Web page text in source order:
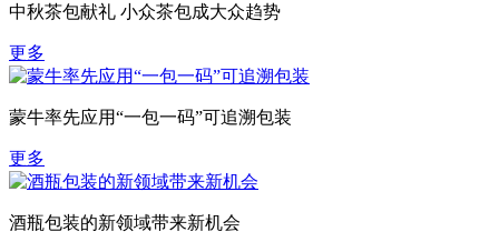
中秋茶包献礼 小众茶包成大众趋势
更多
蒙牛率先应用“一包一码”可追溯包装
更多
酒瓶包装的新领域带来新机会